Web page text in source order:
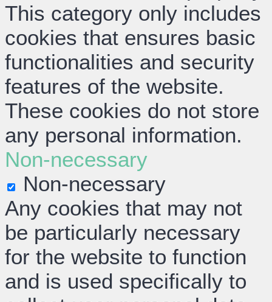
This category only includes
cookies that ensures basic
functionalities and security
features of the website.
These cookies do not store
any personal information.
Non-necessary
Non-necessary
Any cookies that may not
be particularly necessary
for the website to function
and is used specifically to